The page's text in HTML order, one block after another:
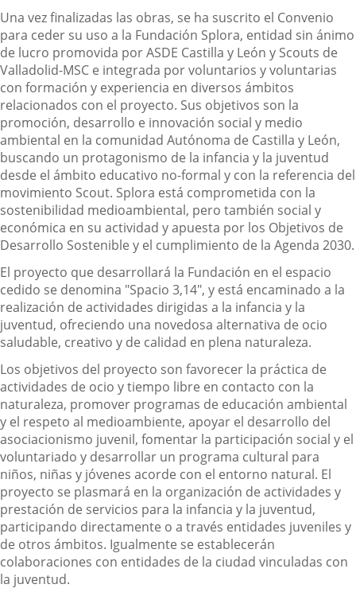
Una vez finalizadas las obras, se ha suscrito el Convenio
para ceder su uso a la Fundación Splora, entidad sin ánimo
de lucro promovida por ASDE Castilla y León y Scouts de
Valladolid-MSC e integrada por voluntarios y voluntarias
con formación y experiencia en diversos ámbitos
relacionados con el proyecto. Sus objetivos son la
promoción, desarrollo e innovación social y medio
ambiental en la comunidad Autónoma de Castilla y León,
buscando un protagonismo de la infancia y la juventud
desde el ámbito educativo no-formal y con la referencia del
movimiento Scout. Splora está comprometida con la
sostenibilidad medioambiental, pero también social y
económica en su actividad y apuesta por los Objetivos de
Desarrollo Sostenible y el cumplimiento de la Agenda 2030.
El proyecto que desarrollará la Fundación en el espacio
cedido se denomina "Spacio 3,14", y está encaminado a la
realización de actividades dirigidas a la infancia y la
juventud, ofreciendo una novedosa alternativa de ocio
saludable, creativo y de calidad en plena naturaleza.
Los objetivos del proyecto son favorecer la práctica de
actividades de ocio y tiempo libre en contacto con la
naturaleza, promover programas de educación ambiental
y el respeto al medioambiente, apoyar el desarrollo del
asociacionismo juvenil, fomentar la participación social y el
voluntariado y desarrollar un programa cultural para
niños, niñas y jóvenes acorde con el entorno natural. El
proyecto se plasmará en la organización de actividades y
prestación de servicios para la infancia y la juventud,
participando directamente o a través entidades juveniles y
de otros ámbitos. Igualmente se establecerán
colaboraciones con entidades de la ciudad vinculadas con
la juventud.